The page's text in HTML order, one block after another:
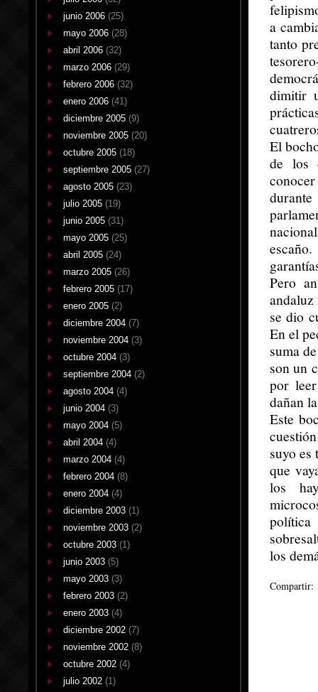
junio 2006 (25)
mayo 2006 (28)
abril 2006 (32)
marzo 2006 (29)
febrero 2006 (32)
enero 2006 (41)
diciembre 2005 (9)
noviembre 2005 (20)
octubre 2005 (18)
septiembre 2005 (27)
agosto 2005 (23)
julio 2005 (19)
junio 2005 (31)
mayo 2005 (25)
abril 2005 (24)
marzo 2005 (26)
febrero 2005 (17)
enero 2005 (2)
diciembre 2004 (7)
noviembre 2004 (3)
octubre 2004 (3)
septiembre 2004 (2)
agosto 2004 (4)
junio 2004 (3)
mayo 2004 (5)
abril 2004 (4)
marzo 2004 (4)
febrero 2004 (8)
enero 2004 (4)
diciembre 2003 (1)
noviembre 2003 (2)
octubre 2003 (1)
junio 2003 (5)
mayo 2003 (3)
febrero 2003 (2)
enero 2003 (4)
diciembre 2002 (7)
noviembre 2002 (8)
octubre 2002 (4)
julio 2002 (1)
a
tanto
dimitir
El
de los
Pero
se dio
En el
suma
son un
por
dañan
Este
suyo
que
los
los
Compartir: